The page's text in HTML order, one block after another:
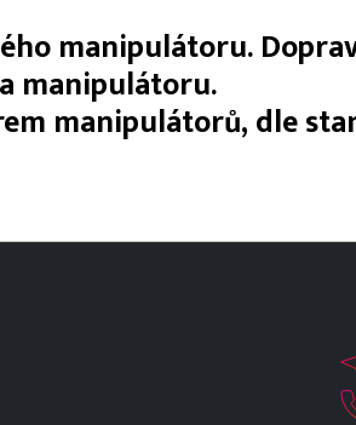
manipulátoru.
manipulátoru.
manipulátorů, dle